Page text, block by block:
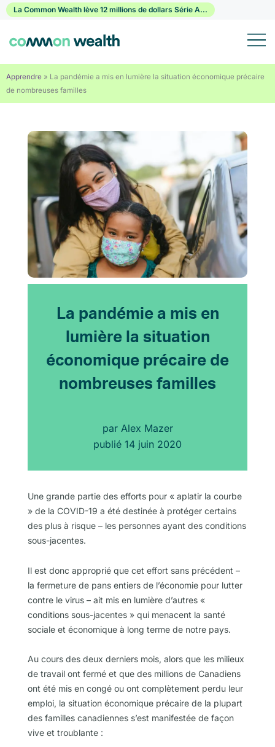
PasserLa Common Wealth lève 12 millions de dollars Série A...
Apprendre » La pandémie a mis en lumière la situation économique précaire
de nombreuses familles
La pandémie a mis en
lumière la situation
économique précaire de
nombreuses familles
parAlex Mazer
publié 14 juin 2020
Une grande partie des efforts pour « aplatir la courbe
» de la COVID-19 a été destinée à protéger certains
des plus à risque – les personnes ayant des conditions
sous-jacentes.
Il est donc approprié que cet effort sans précédent –
la fermeture de pans entiers de l’économie pour lutter
contre le virus – ait mis en lumière d’autres «
conditions sous-jacentes » qui menacent la santé
sociale et économique à long terme de notre pays.
Au cours des deux derniers mois, alors que les milieux
de travail ont fermé et que des millions de Canadiens
ont été mis en congé ou ont complètement perdu leur
emploi, la situation économique précaire de la plupart
des familles canadiennes s’est manifestée de façon
vive et troublante :